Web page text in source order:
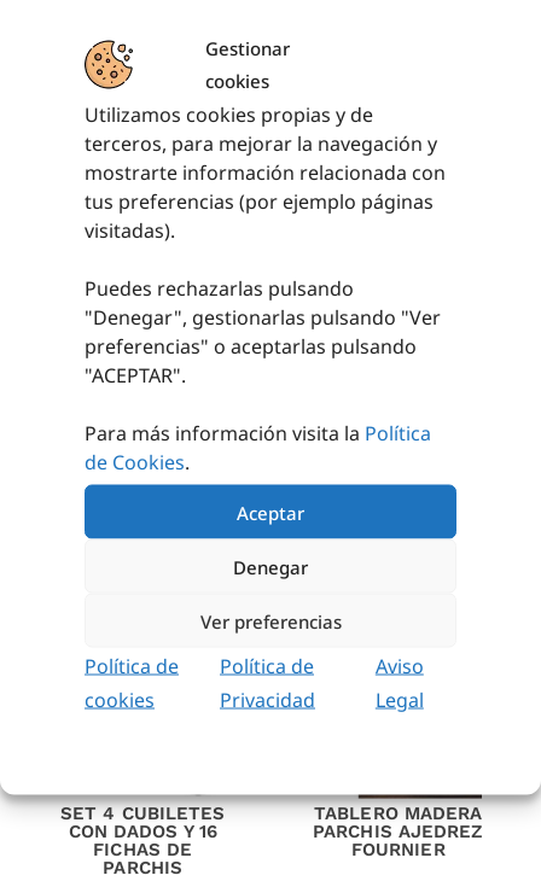
Gestionar
cookies
Utilizamos cookies propias y de
terceros, para mejorar la navegación y
mostrarte información relacionada con
tus preferencias (por ejemplo páginas
visitadas).
Puedes rechazarlas pulsando
"Denegar", gestionarlas pulsando "Ver
preferencias" o aceptarlas pulsando
"ACEPTAR".
Para más información visita la Política
de Cookies.
Aceptar
Denegar
Ver preferencias
Política de
cookies
Política de
Privacidad
Aviso
Legal
PRODUCTOS RELACIONADOS
FICHA AJEDREZ
6,96€ sin IVA (
iva incl.)
2,83€
SET 4 CUBILETES
CON DADOS Y 16
FICHAS DE
PARCHIS
TABLERO MADERA
PARCHIS AJEDREZ
FOURNIER